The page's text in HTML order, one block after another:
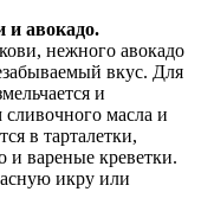
и авокадо.
нежного авокадо
вкус. Для
и
масла и
в тарталетки,
и вареные креветки.
икру или